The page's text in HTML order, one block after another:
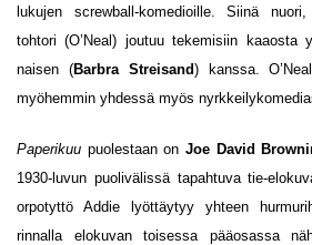
lukujen screwball-komedioille. Siinä
tohtori (O’Neal) joutuu tekemisiin kaaosta
naisen (Barbra Streisand) kanssa.
myöhemmin yhdessä myös
Paperikuu puolestaan on Joe David
1930-luvun puolivälissä tapahtuva tie-
orpotyttö Addie lyöttäytyy yhteen
rinnalla elokuvan toisessa pääosassa